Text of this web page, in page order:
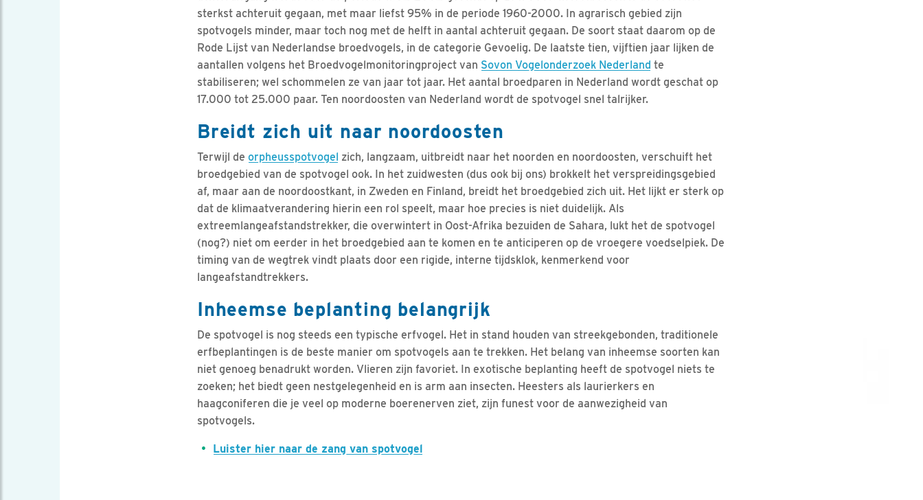
sterkst achteruit gegaan, met maar liefst 95% in de periode 1960-2000. In agrarisch gebied zijn
spotvogels minder, maar toch nog met de helft in aantal achteruit gegaan. De soort staat daarom op de
Rode Lijst van Nederlandse broedvogels, in de categorie Gevoelig. De laatste tien, vijftien jaar lijken de
aantallen volgens het Broedvogelmonitoringproject van Sovon Vogelonderzoek Nederland te
stabiliseren; wel schommelen ze van jaar tot jaar. Het aantal broedparen in Nederland wordt geschat op
17.000 tot 25.000 paar. Ten noordoosten van Nederland wordt de spotvogel snel talrijker.
Breidt zich uit naar noordoosten
Terwijl de orpheusspotvogel zich, langzaam, uitbreidt naar het noorden en noordoosten, verschuift het
broedgebied van de spotvogel ook. In het zuidwesten (dus ook bij ons) brokkelt het verspreidingsgebied
af, maar aan de noordoostkant, in Zweden en Finland, breidt het broedgebied zich uit. Het lijkt er sterk op
dat de klimaatverandering hierin een rol speelt, maar hoe precies is niet duidelijk. Als
extreemlangeafstandstrekker, die overwintert in Oost-Afrika bezuiden de Sahara, lukt het de spotvogel
(nog?) niet om eerder in het broedgebied aan te komen en te anticiperen op de vroegere voedselpiek. De
timing van de wegtrek vindt plaats door een rigide, interne tijdsklok, kenmerkend voor
langeafstandtrekkers.
Inheemse beplanting belangrijk
De spotvogel is nog steeds een typische erfvogel. Het in stand houden van streekgebonden, traditionele
erfbeplantingen is de beste manier om spotvogels aan te trekken. Het belang van inheemse soorten kan
niet genoeg benadrukt worden. Vlieren zijn favoriet. In exotische beplanting heeft de spotvogel niets te
zoeken; het biedt geen nestgelegenheid en is arm aan insecten. Heesters als laurierkers en
haagconiferen die je veel op moderne boerenerven ziet, zijn funest voor de aanwezigheid van
spotvogels.
Luister hier naar de zang van spotvogel